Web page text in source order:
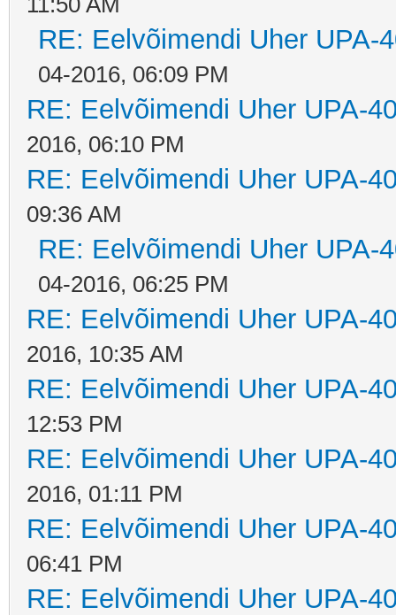
RE: Eelvõimendi Uher UPA-
04-2016, 06:09 PM
RE: Eelvõimendi Uher UPA-
2016, 06:10 PM
RE: Eelvõimendi Uher UPA-
09:36 AM
RE: Eelvõimendi Uher UPA-
04-2016, 06:25 PM
RE: Eelvõimendi Uher UPA-
2016, 10:35 AM
RE: Eelvõimendi Uher UPA-
12:53 PM
RE: Eelvõimendi Uher UPA-
2016, 01:11 PM
RE: Eelvõimendi Uher UPA-
06:41 PM
RE: Eelvõimendi Uher UPA-